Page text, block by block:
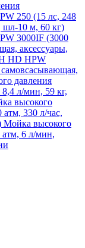
250 (15 лс, 248
шл-10 м, 60 кг)
3000IF (3000
аксессуары,
HD HPW
давления
л/мин, 59 кг,
высокого
330 л/час,
Мойка высокого
6 л/мин,